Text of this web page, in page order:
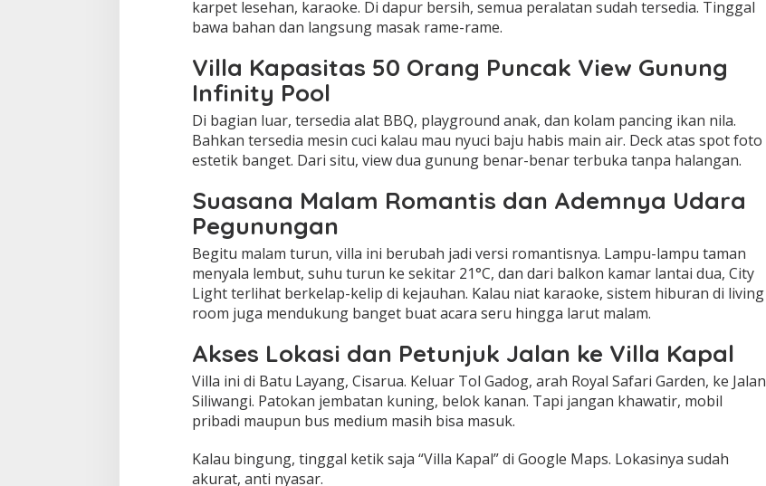
karpet lesehan, karaoke. Di dapur bersih, semua peralatan sudah tersedia. Tinggal
bawa bahan dan langsung masak rame-rame.
Villa Kapasitas 50 Orang Puncak View Gunung
Infinity Pool
Di bagian luar, tersedia alat BBQ, playground anak, dan kolam pancing ikan nila.
Bahkan tersedia mesin cuci kalau mau nyuci baju habis main air. Deck atas spot foto
estetik banget. Dari situ, view dua gunung benar-benar terbuka tanpa halangan.
Suasana Malam Romantis dan Ademnya Udara
Pegunungan
Begitu malam turun, villa ini berubah jadi versi romantisnya. Lampu-lampu taman
menyala lembut, suhu turun ke sekitar 21°C, dan dari balkon kamar lantai dua, City
Light terlihat berkelap-kelip di kejauhan. Kalau niat karaoke, sistem hiburan di living
room juga mendukung banget buat acara seru hingga larut malam.
Akses Lokasi dan Petunjuk Jalan ke Villa Kapal
Villa ini di Batu Layang, Cisarua. Keluar Tol Gadog, arah Royal Safari Garden, ke Jalan
Siliwangi. Patokan jembatan kuning, belok kanan. Tapi jangan khawatir, mobil
pribadi maupun bus medium masih bisa masuk.
Kalau bingung, tinggal ketik saja “Villa Kapal” di Google Maps. Lokasinya sudah
akurat, anti nyasar.